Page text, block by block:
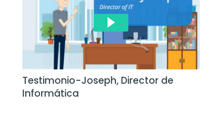
Testimonio-Joseph, Director de
Informática